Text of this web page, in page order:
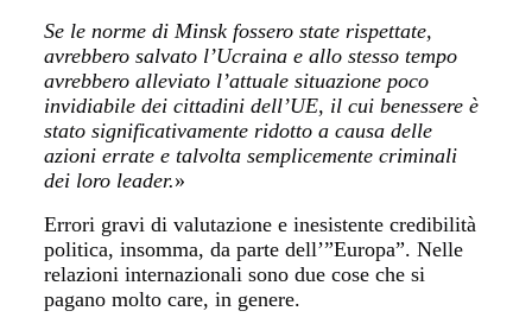
Se le norme di Minsk fossero state rispettate,
avrebbero salvato l’Ucraina e allo stesso tempo
avrebbero alleviato l’attuale situazione poco
invidiabile dei cittadini dell’UE, il cui benessere è
stato significativamente ridotto a causa delle
azioni errate e talvolta semplicemente criminali
dei loro leader.»
Errori gravi di valutazione e inesistente credibilità
politica, insomma, da parte dell’”Europa”. Nelle
relazioni internazionali sono due cose che si
pagano molto care, in genere.